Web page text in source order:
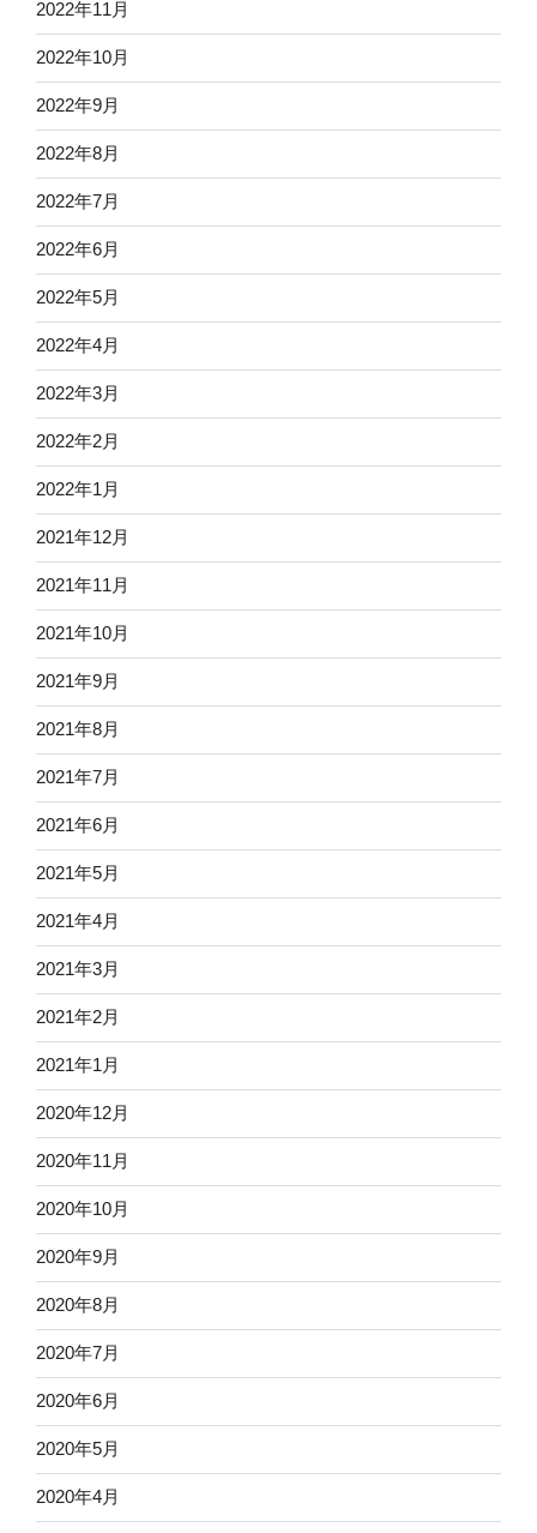
2022年11月
2022年10月
2022年9月
2022年8月
2022年7月
2022年6月
2022年5月
2022年4月
2022年3月
2022年2月
2022年1月
2021年12月
2021年11月
2021年10月
2021年9月
2021年8月
2021年7月
2021年6月
2021年5月
2021年4月
2021年3月
2021年2月
2021年1月
2020年12月
2020年11月
2020年10月
2020年9月
2020年8月
2020年7月
2020年6月
2020年5月
2020年4月